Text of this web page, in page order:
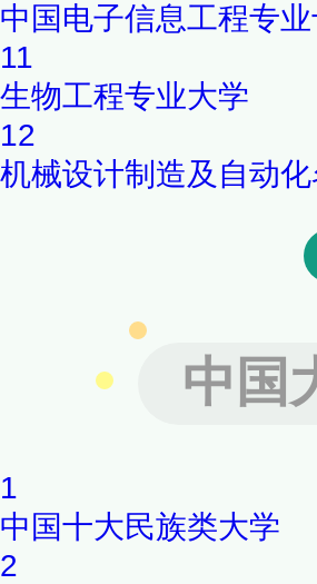
中国电子信息工程专
11
生物工程专业大学
12
机械设计制造及自动
中国
1
中国十大民族类大学
2